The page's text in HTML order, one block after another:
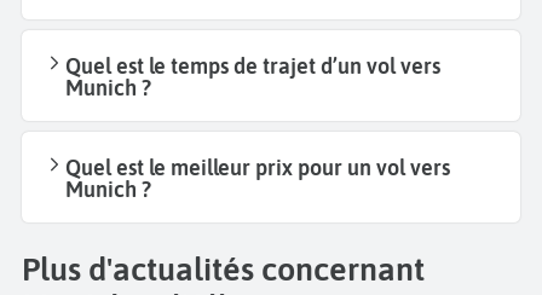
Quel est le temps de trajet d’un vol vers
Munich ?
Quel est le meilleur prix pour un vol vers
Munich ?
Plus d'actualités concernant